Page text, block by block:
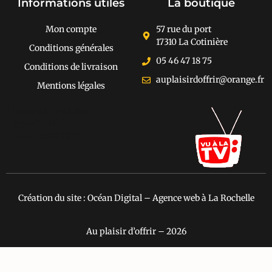
Informations utiles
Mon compte
Conditions générales
Conditions de livraison
Mentions légales
La boutique
57 rue du port
17310 La Cotinière
05 46 47 18 75
auplaisirdoffrir@orange.fr
Création du site : Océan Digital – Agence web à La Rochelle
Au plaisir d’offrir – 2026